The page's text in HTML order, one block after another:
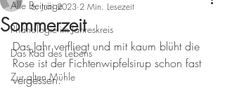
Alle Beiträge
Phänologie im Jahreskreis
Das Rad des Lebens
Zur alten Mühle
Sommerzeit
6. Juni 2023 2 Min. Lesezeit
Das Jahr verfliegt und mit kaum blüht die
Rose ist der Fichtenwipfelsirup schon fast
vergessen.